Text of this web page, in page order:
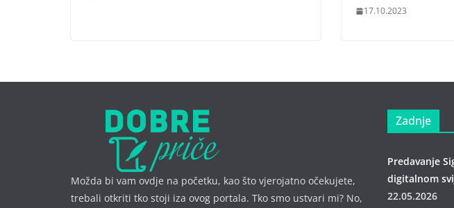
17.10.2023
Možda bi vam ovdje na početku, kao što vjerojatno očekujete,
trebali otkriti tko stoji iza ovog portala. Tko smo ustvari mi? No,
Zadnje
Predavanje
digitalnom
22.05.2026